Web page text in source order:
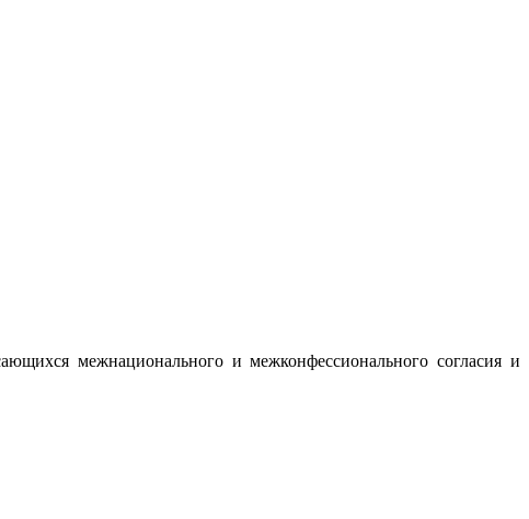
межнационального и межконфессионального согласия и